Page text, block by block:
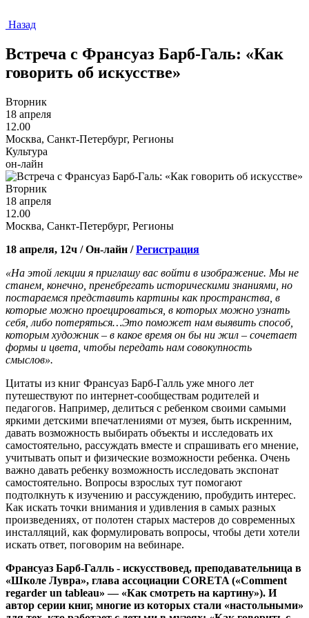
Назад
Встреча с Франсуаз Барб-Галь: «Как
говорить об искусстве»
Вторник
18 апреля
12.00
Москва, Санкт-Петербург, Регионы
Культура
он-лайн
Вторник
18 апреля
12.00
Москва, Санкт-Петербург, Регионы
18 апреля, 12ч / Он-лайн /Регистрация
«На этой лекции я приглашу вас войти в изображение. Мы не
станем, конечно, пренебрегать историческими знаниями, но
постараемся представить картины как пространства, в
которые можно проецироваться, в которых можно узнать
себя, либо потеряться…Это поможет нам выявить способ,
которым художник – в какое время он бы ни жил – сочетает
формы и цвета, чтобы передать нам совокупность
смыслов».
Цитаты из книг Франсуаз Барб-Галль уже много лет
путешествуют по интернет-сообществам родителей и
педагогов. Например, делиться с ребенком своими самыми
яркими детскими впечатлениями от музея, быть искренним,
давать возможность выбирать объекты и исследовать их
самостоятельно, рассуждать вместе и спрашивать его мнение,
учитывать опыт и физические возможности ребенка. Очень
важно давать ребенку возможность исследовать экспонат
самостоятельно. Вопросы взрослых тут помогают
подтолкнуть к изучению и рассуждению, пробудить интерес.
Как искать точки внимания и удивления в самых разных
произведениях, от полотен старых мастеров до современных
инсталляций, как формулировать вопросы, чтобы дети хотели
искать ответ, поговорим на вебинаре.
Франсуаз Барб-Галль - искусствовед, преподавательница в
«Школе Лувра», глава ассоциации CORETA («Comment
regarder un tableau» — «Как смотреть на картину»). И
автор серии книг, многие из которых стали «настольными»